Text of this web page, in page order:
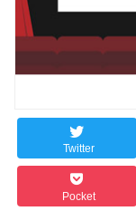
Twitter
Pocket